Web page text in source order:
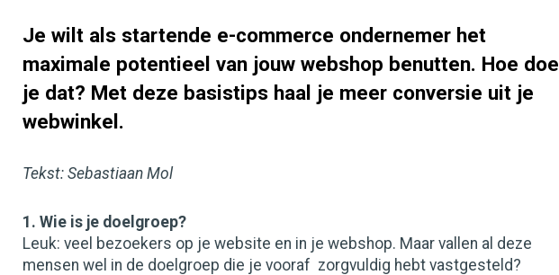
Je wilt als startende e-commerce ondernemer het
maximale potentieel van jouw webshop benutten. Hoe doe
je dat? Met deze basistips haal je meer conversie uit je
webwinkel.
Tekst: Sebastiaan Mol
1. Wie is je doelgroep?
Leuk: veel bezoekers op je website en in je webshop. Maar vallen al deze
mensen wel in de doelgroep die je vooraf zorgvuldig hebt vastgesteld?